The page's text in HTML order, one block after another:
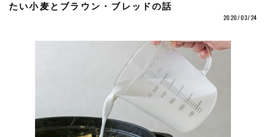
たい小麦とブラウン・ブレッドの話
2020/03/24